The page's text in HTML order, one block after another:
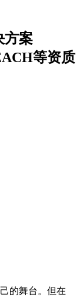
方案
等资质
的舞台。但在